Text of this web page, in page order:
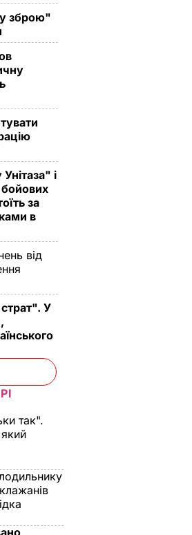
зброю"
і
за
в
від
У
так".